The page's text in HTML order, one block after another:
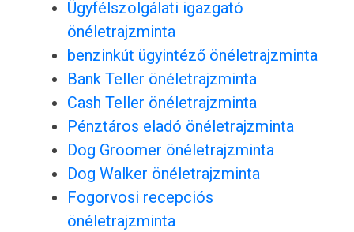
Ügyfélszolgálati igazgató
önéletrajzminta
benzinkút ügyintéző önéletrajzminta
Bank Teller önéletrajzminta
Cash Teller önéletrajzminta
Pénztáros eladó önéletrajzminta
Dog Groomer önéletrajzminta
Dog Walker önéletrajzminta
Fogorvosi recepciós
önéletrajzminta